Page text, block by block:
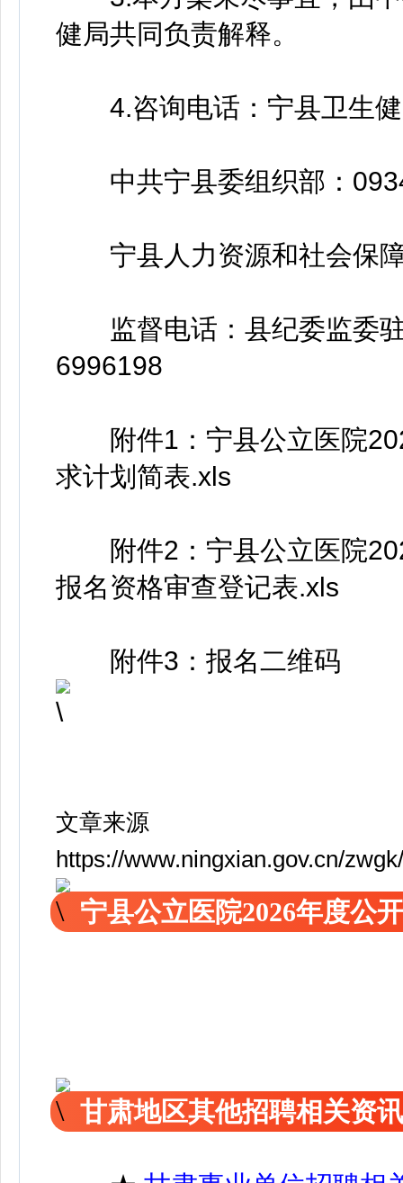
健局共同负责解释。
4.咨询电话：宁县卫生
中共宁县委组织部：
宁县人力资源和社会保
监督电话：县纪委监委
6996198
附件1：宁县公立医院
求计划简表.xls
附件2：宁县公立医院
报名资格审查登记表.xls
附件3：报名二维码
文章来源
https://www.ningxian.gov.cn/
宁县公立医院2026年度公
甘肃地区其他招聘相关资